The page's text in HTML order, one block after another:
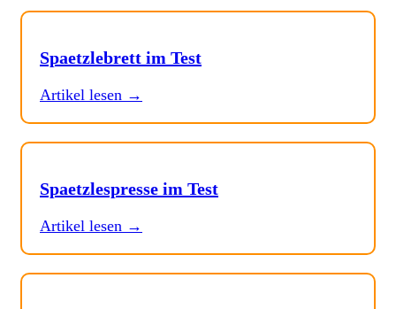
Spaetzlebrett im Test
Artikel lesen →
Spaetzlespresse im Test
Artikel lesen →